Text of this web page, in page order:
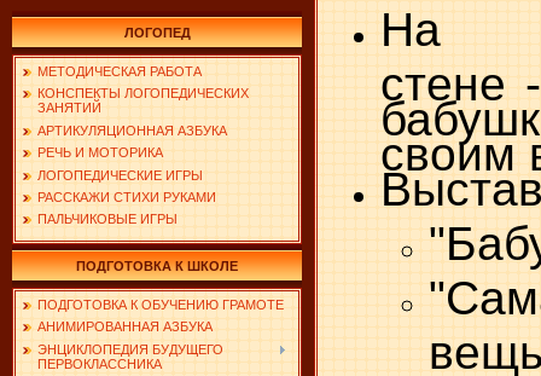
ЛОГОПЕД
МЕТОДИЧЕСКАЯ РАБОТА
КОНСПЕКТЫ ЛОГОПЕДИЧЕСКИХ
ЗАНЯТИЙ
АРТИКУЛЯЦИОННАЯ АЗБУКА
РЕЧЬ И МОТОРИКА
ЛОГОПЕДИЧЕСКИЕ ИГРЫ
РАССКАЖИ СТИХИ РУКАМИ
ПАЛЬЧИКОВЫЕ ИГРЫ
ПОДГОТОВКА К ШКОЛЕ
ПОДГОТОВКА К ОБУЧЕНИЮ ГРАМОТЕ
АНИМИРОВАННАЯ АЗБУКА
ЭНЦИКЛОПЕДИЯ БУДУЩЕГО
ПЕРВОКЛАССНИКА
На
стене
своим